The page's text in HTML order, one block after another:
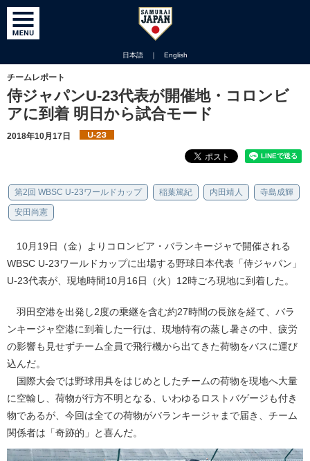
日本語 ｜ English
チームレポート
侍ジャパンU-23代表が開催地・コロンビ
アに到着 明日から試合モード
2018年10月17日
第2回 WBSC U-23ワールドカップ 稲葉篤紀 内田靖人 寺島成輝
安田尚憲
10月19日（金）よりコロンビア・バランキージャで開催される
WBSC U-23ワールドカップに出場する野球日本代表「侍ジャパン」
U-23代表が、現地時間10月16日（火）12時ごろ現地に到着した。
羽田空港を出発し2度の乗継を含む約27時間の長旅を経て、バラ
ンキージャ空港に到着した一行は、現地特有の蒸し暑さの中、疲労
の影響も見せずチーム全員で飛行機から出てきた荷物をバスに運び
込んだ。
国際大会では野球用具をはじめとしたチームの荷物を現地へ大量
に空輸し、荷物が行方不明となる、いわゆるロストバゲージも付き
物であるが、今回は全ての荷物がバランキージャまで届き、チーム
関係者は「奇跡的」と喜んだ。